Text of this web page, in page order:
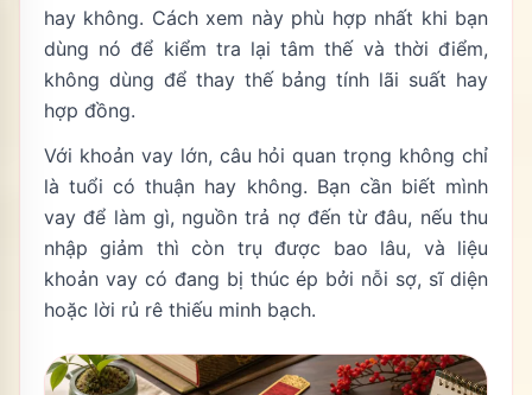
hay không. Cách xem này phù hợp nhất khi bạn
dùng nó để kiểm tra lại tâm thế và thời điểm,
không dùng để thay thế bảng tính lãi suất hay
hợp đồng.
Với khoản vay lớn, câu hỏi quan trọng không chỉ
là tuổi có thuận hay không. Bạn cần biết mình
vay để làm gì, nguồn trả nợ đến từ đâu, nếu thu
nhập giảm thì còn trụ được bao lâu, và liệu
khoản vay có đang bị thúc ép bởi nỗi sợ, sĩ diện
hoặc lời rủ rê thiếu minh bạch.